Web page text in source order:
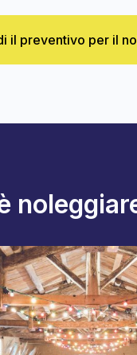
il preventivo per il